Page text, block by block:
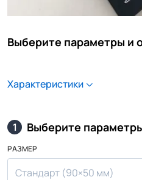
Выберите параметры и
Характеристики
1 Выберите
РАЗМЕР
Стандарт (90×50 мм)